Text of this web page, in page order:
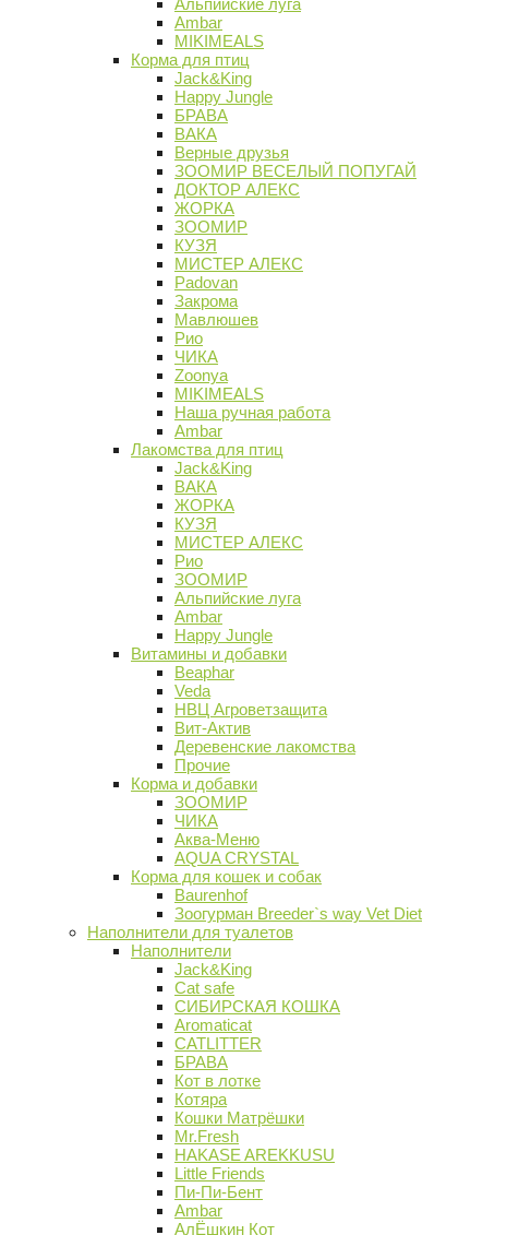
Альпийские луга
Ambar
MIKIMEALS
Корма для птиц
Jack&King
Happy Jungle
БРАВА
ВАКА
Верные друзья
ЗООМИР ВЕСЕЛЫЙ ПОПУГАЙ
ДОКТОР АЛЕКС
ЖОРКА
ЗООМИР
КУЗЯ
МИСТЕР АЛЕКС
Padovan
Закрома
Мавлюшев
Рио
ЧИКА
Zoonya
MIKIMEALS
Наша ручная работа
Ambar
Лакомства для птиц
Jack&King
ВАКА
ЖОРКА
КУЗЯ
МИСТЕР АЛЕКС
Рио
ЗООМИР
Альпийские луга
Ambar
Happy Jungle
Витамины и добавки
Beaphar
Veda
НВЦ Агроветзащита
Вит-Актив
Деревенские лакомства
Прочие
Корма и добавки
ЗООМИР
ЧИКА
Аква-Меню
AQUA CRYSTAL
Корма для кошек и собак
Baurenhof
Зоогурман Breeder`s way Vet Diet
Наполнители для туалетов
Наполнители
Jack&King
Cat safe
СИБИРСКАЯ КОШКА
Aromaticat
CATLITTER
БРАВА
Кот в лотке
Котяра
Кошки Матрёшки
Mr.Fresh
HAKASE AREKKUSU
Little Friends
Пи-Пи-Бент
Ambar
АлЁшкин Кот